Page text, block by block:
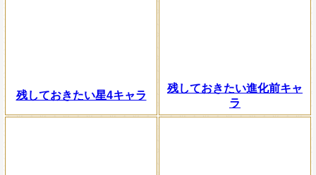
残しておきたい星4キャラ
残しておきたい進化前キャ
ラ